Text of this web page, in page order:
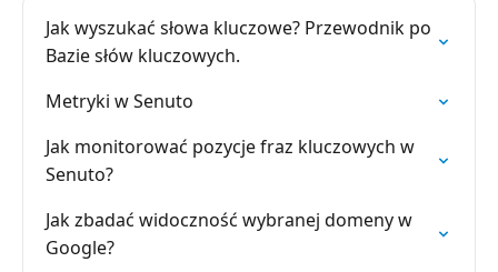
Jak wyszukać słowa kluczowe? Przewodnik po
Bazie słów kluczowych.
Metryki w Senuto
Jak monitorować pozycje fraz kluczowych w
Senuto?
Jak zbadać widoczność wybranej domeny w
Google?